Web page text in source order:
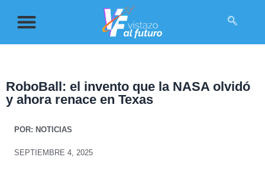
RoboBall: el invento que la NASA olvidó
y ahora renace en Texas
POR: NOTICIAS
SEPTIEMBRE 4, 2025